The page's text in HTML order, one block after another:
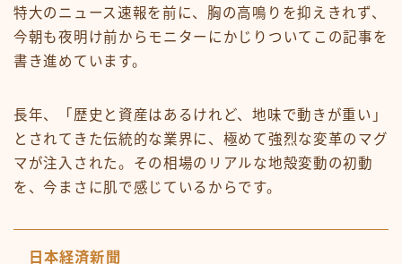
特大のニュース速報を前に、胸の高鳴りを抑えきれず、
今朝も夜明け前からモニターにかじりついてこの記事を
書き進めています。
長年、「歴史と資産はあるけれど、地味で動きが重い」
とされてきた伝統的な業界に、極めて強烈な変革のマグ
マが注入された。その相場のリアルな地殻変動の初動
を、今まさに肌で感じているからです。
日本経済新聞